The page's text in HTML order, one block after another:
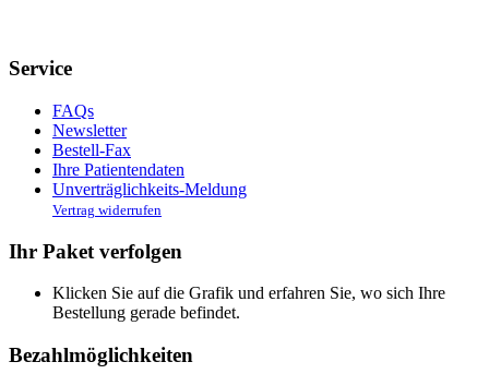
Service
FAQs
Newsletter
Bestell-Fax
Ihre Patientendaten
Unverträglichkeits-Meldung
Vertrag widerrufen
Ihr Paket verfolgen
Klicken Sie auf die Grafik und erfahren Sie, wo sich Ihre
Bestellung gerade befindet.
Bezahlmöglichkeiten